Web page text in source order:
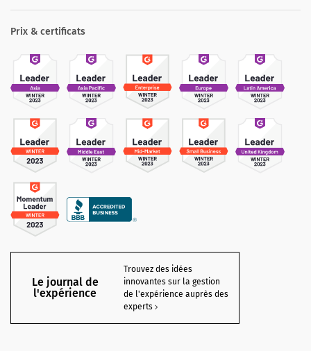
Prix & certificats
Le journal de
l'expérience
Trouvez des idées
innovantes sur la gestion
de l'expérience auprès des
experts